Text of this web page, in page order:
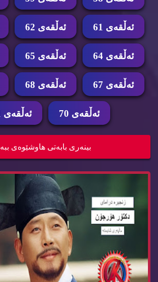
ئه‌ڵقه‌ی 61 ئه‌ڵقه‌ی 62
ئه‌ڵقه‌ی 64 ئه‌ڵقه‌ی 65
ئه‌ڵقه‌ی 67 ئه‌ڵقه‌ی 68
ئه‌ڵقه‌ی 70 ئه‌ڵقه‌ی 71
بینه‌ری بابه‌تی هاوشێوه‌ی ببه‌
زنجیره‌ درامای دكتۆر هۆرجۆن ئه‌ڵقه‌ی 62 dktor h...